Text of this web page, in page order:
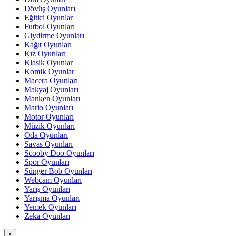
Dövüş Oyunları
Eğitici Oyunlar
Futbol Oyunları
Giydirme Oyunları
Kağıt Oyunları
Kız Oyunları
Klasik Oyunlar
Komik Oyunlar
Macera Oyunları
Makyaj Oyunları
Manken Oyunları
Mario Oyunları
Motor Oyunları
Müzik Oyunları
Oda Oyunları
Savas Oyunları
Scooby Doo Oyunları
Spor Oyunları
Sünger Bob Oyunları
Webcam Oyunları
Yarış Oyunları
Yarışma Oyunları
Yemek Oyunları
Zeka Oyunları
×